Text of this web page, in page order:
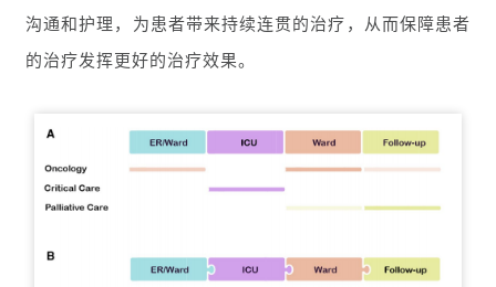
沟通和护理，为患者带来持续连贯的治疗，从而保障患者
的治疗发挥更好的治疗效果。